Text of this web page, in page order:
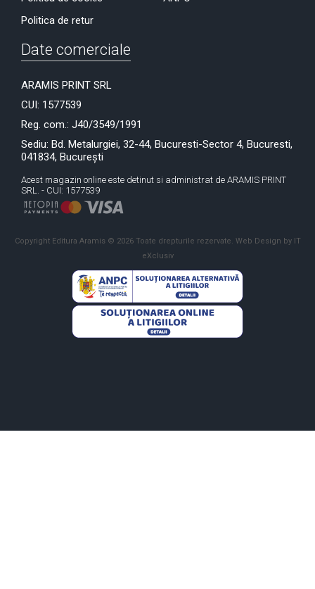
Politica de retur
Date comerciale
ARAMIS PRINT SRL
CUI: 1577539
Reg. com.: J40/3549/1991
Sediu: Bd. Metalurgiei, 32-44, Bucuresti-Sector 4, Bucuresti,
041834, București
Acest magazin online este detinut si administrat de ARAMIS PRINT
SRL. - CUI: 1577539
Copyright Editura Aramis © 2026 Toate drepturile rezervate. Web Design by IT
eXclusiv